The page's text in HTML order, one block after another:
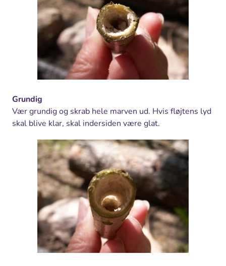
Grundig
Vær grundig og skrab hele marven ud. Hvis fløjtens lyd
skal blive klar, skal indersiden være glat.